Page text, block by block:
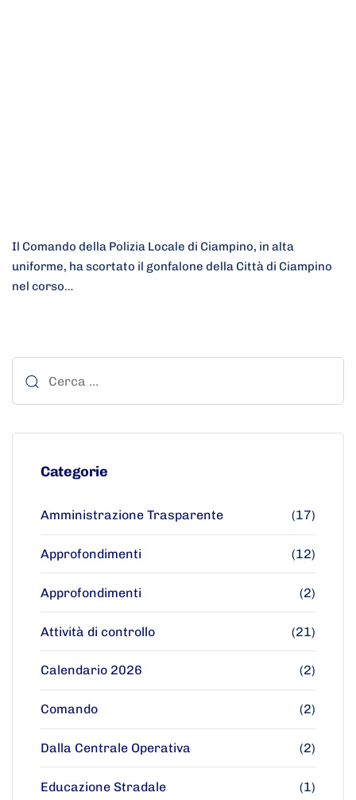
Il Comando della Polizia Locale di Ciampino, in alta
uniforme, ha scortato il gonfalone della Città di Ciampino
nel corso…
Categorie
Amministrazione Trasparente (17)
Approfondimenti (12)
Approfondimenti (2)
Attività di controllo (21)
Calendario 2026 (2)
Comando (2)
Dalla Centrale Operativa (2)
Educazione Stradale (1)